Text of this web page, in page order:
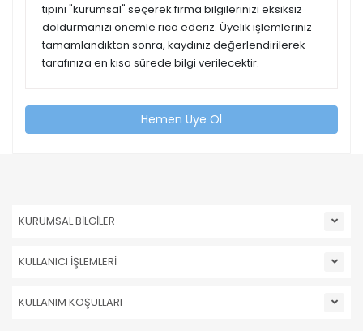
tipini "kurumsal" seçerek firma bilgilerinizi eksiksiz
doldurmanızı önemle rica ederiz. Üyelik işlemleriniz
tamamlandıktan sonra, kaydınız değerlendirilerek
tarafınıza en kısa sürede bilgi verilecektir.
Hemen Üye Ol
KURUMSAL BİLGİLER
KULLANICI İŞLEMLERİ
KULLANIM KOŞULLARI